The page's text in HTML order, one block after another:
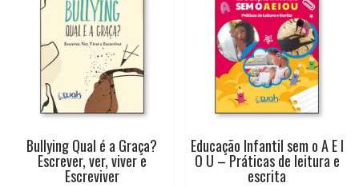
Bullying Qual é a Graça?
Escrever, ver, viver e
Escreviver
Educação Infantil sem o A E I
O U – Práticas de leitura e
escrita